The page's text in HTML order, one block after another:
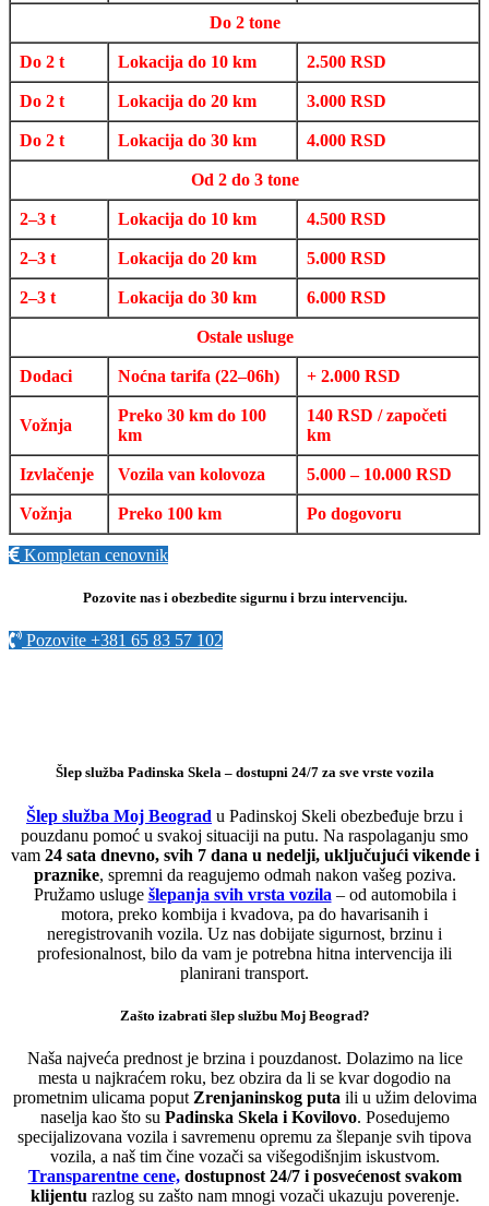
Do 2 tone
Do 2 t Lokacija do 10 km 2.500 RSD
Do 2 t Lokacija do 20 km 3.000 RSD
Do 2 t Lokacija do 30 km 4.000 RSD
Od 2 do 3 tone
2–3 t Lokacija do 10 km 4.500 RSD
2–3 t Lokacija do 20 km 5.000 RSD
2–3 t Lokacija do 30 km 6.000 RSD
Ostale usluge
Dodaci Noćna tarifa (22–06h) + 2.000 RSD
Vožnja
Preko 30 km do 100
km
140 RSD / započeti
km
Izvlačenje Vozila van kolovoza 5.000 – 10.000 RSD
Vožnja Preko 100 km Po dogovoru
Kompletan cenovnik
Pozovite nas i obezbedite sigurnu i brzu intervenciju.
Pozovite +381 65 83 57 102
Šlep služba Padinska Skela – dostupni 24/7 za sve vrste vozila
Šlep služba Moj Beograd u Padinskoj Skeli obezbeđuje brzu i
pouzdanu pomoć u svakoj situaciji na putu. Na raspolaganju smo
vam 24 sata dnevno, svih 7 dana u nedelji, uključujući vikende i
praznike, spremni da reagujemo odmah nakon vašeg poziva.
Pružamo usluge šlepanja svih vrsta vozila – od automobila i
motora, preko kombija i kvadova, pa do havarisanih i
neregistrovanih vozila. Uz nas dobijate sigurnost, brzinu i
profesionalnost, bilo da vam je potrebna hitna intervencija ili
planirani transport.
Zašto izabrati šlep službu Moj Beograd?
Naša najveća prednost je brzina i pouzdanost. Dolazimo na lice
mesta u najkraćem roku, bez obzira da li se kvar dogodio na
prometnim ulicama poput Zrenjaninskog puta ili u užim delovima
naselja kao što su Padinska Skela i Kovilovo. Posedujemo
specijalizovana vozila i savremenu opremu za šlepanje svih tipova
vozila, a naš tim čine vozači sa višegodišnjim iskustvom.
Transparentne cene,dostupnost 24/7 i posvećenost svakom
klijentu razlog su zašto nam mnogi vozači ukazuju poverenje.